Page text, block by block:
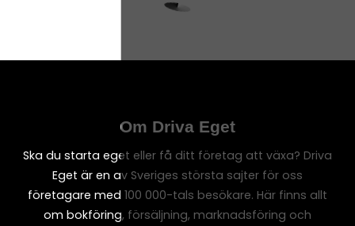
Om Driva Eget
Ska du starta eget eller få ditt företag att växa? Driva
Eget är en av Sveriges största sajter för oss
företagare med 100 000-tals besökare. Här finns allt
om bokföring, försäljning, marknadsföring och